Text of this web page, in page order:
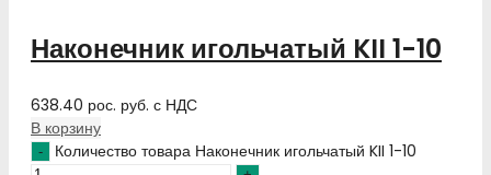
Наконечник игольчатый KII 1-10
638.40 рос. руб. с НДС
В корзину
Количество товара Наконечник игольчатый KII 1-10